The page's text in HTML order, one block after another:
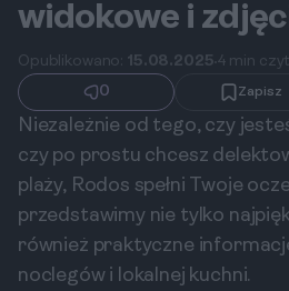
widokowe i
Opublikowano: 15.08.2025 4 min
0
Zapisz
Niezależnie od tego, czy
czy po prostu chcesz
plaży, Rodos spełni Twoje
przedstawimy nie tylko
również praktyczne
noclegów i lokalnej kuchni.